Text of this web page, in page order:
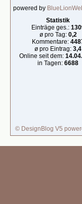
powered by
Statistik
Einträge ges.:
ø pro Tag: 0,2
Kommentare:
ø pro Eintrag:3,4
Online seit dem:
in Tagen:6688
© DesignBlog V5